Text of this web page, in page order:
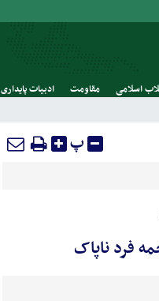
اسلامی مقاومت ادبیات پایداری
پ
فرد ناپاک